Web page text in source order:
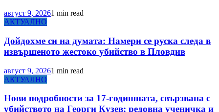
август 9, 20261 min read
АКТУАЛНО
Дойдохме си на думата: Намери се руска следа в
извършеното жестоко убийство в Пловдив
август 9, 20261 min read
АКТУАЛНО
Нови подробности за 17-годишната, свързвана с
убийството на Георги Кузев: редовна ученичка и